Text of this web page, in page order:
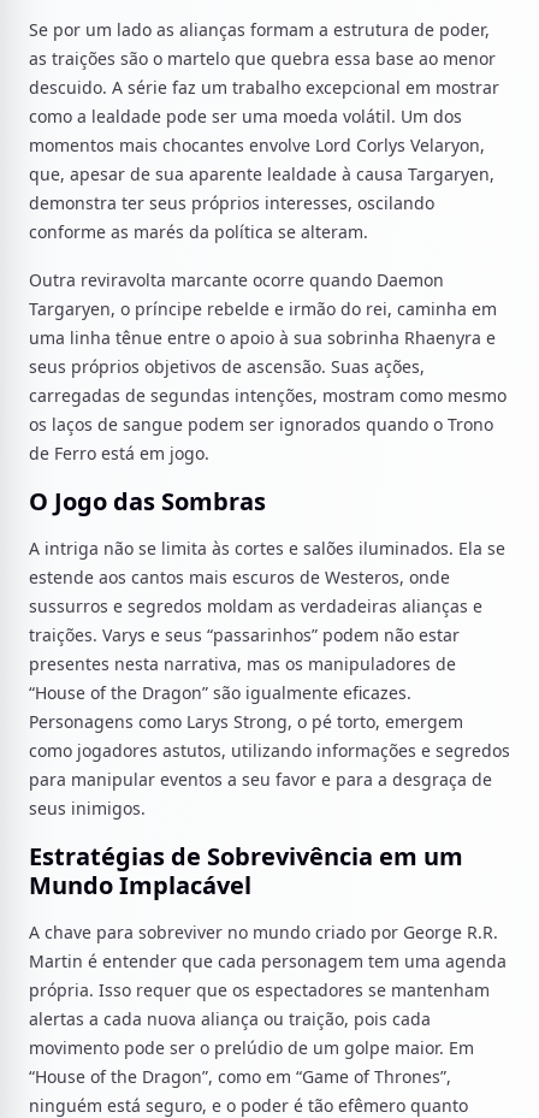
Se por um lado as alianças formam a estrutura de poder,
as traições são o martelo que quebra essa base ao menor
descuido. A série faz um trabalho excepcional em mostrar
como a lealdade pode ser uma moeda volátil. Um dos
momentos mais chocantes envolve Lord Corlys Velaryon,
que, apesar de sua aparente lealdade à causa Targaryen,
demonstra ter seus próprios interesses, oscilando
conforme as marés da política se alteram.
Outra reviravolta marcante ocorre quando Daemon
Targaryen, o príncipe rebelde e irmão do rei, caminha em
uma linha tênue entre o apoio à sua sobrinha Rhaenyra e
seus próprios objetivos de ascensão. Suas ações,
carregadas de segundas intenções, mostram como mesmo
os laços de sangue podem ser ignorados quando o Trono
de Ferro está em jogo.
O Jogo das Sombras
A intriga não se limita às cortes e salões iluminados. Ela se
estende aos cantos mais escuros de Westeros, onde
sussurros e segredos moldam as verdadeiras alianças e
traições. Varys e seus “passarinhos” podem não estar
presentes nesta narrativa, mas os manipuladores de
“House of the Dragon” são igualmente eficazes.
Personagens como Larys Strong, o pé torto, emergem
como jogadores astutos, utilizando informações e segredos
para manipular eventos a seu favor e para a desgraça de
seus inimigos.
Estratégias de Sobrevivência em um
Mundo Implacável
A chave para sobreviver no mundo criado por George R.R.
Martin é entender que cada personagem tem uma agenda
própria. Isso requer que os espectadores se mantenham
alertas a cada nuova aliança ou traição, pois cada
movimento pode ser o prelúdio de um golpe maior. Em
“House of the Dragon”, como em “Game of Thrones”,
ninguém está seguro, e o poder é tão efêmero quanto